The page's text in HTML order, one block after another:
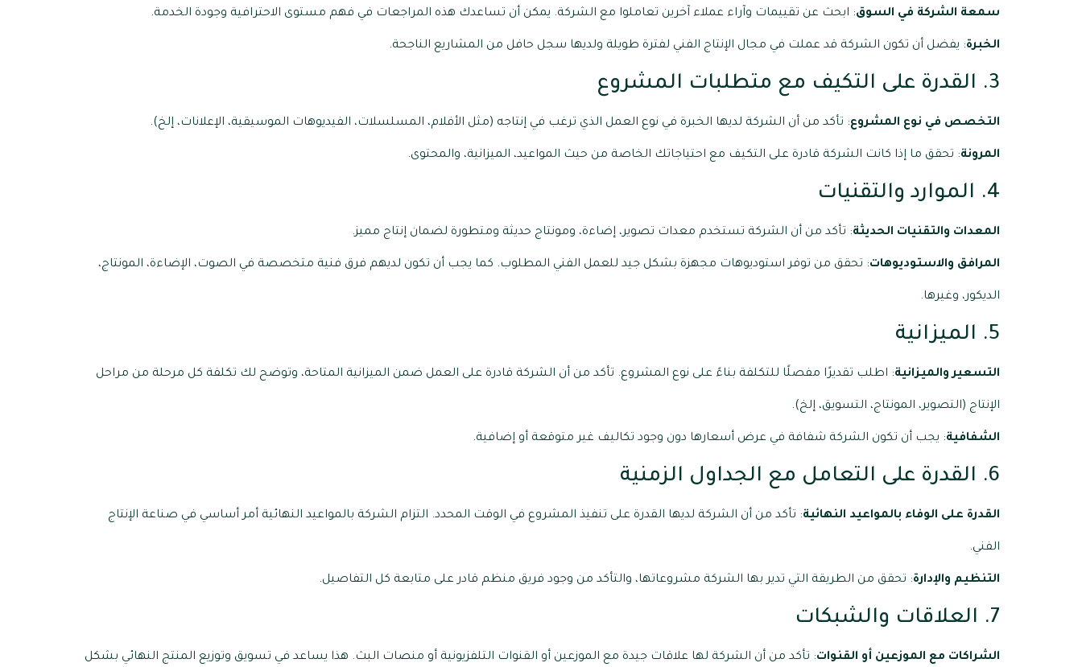
سمعة الشركة في السوق: ابحث عن تقييمات وآراء عملاء آخرين تعاملوا مع الشركة. يمكن أن تساعدك هذه المراجعات في فهم مستوى الاحترافية وجودة الخدمة.
الخبرة: يفضل أن تكون الشركة قد عملت في مجال الإنتاج الفني لفترة طويلة ولديها سجل حافل من المشاريع الناجحة.
3. القدرة على التكيف مع متطلبات المشروع
التخصص في نوع المشروع: تأكد من أن الشركة لديها الخبرة في نوع العمل الذي ترغب في إنتاجه (مثل الأفلام، المسلسلات، الفيديوهات الموسيقية، الإعلانات، إلخ).
المرونة: تحقق ما إذا كانت الشركة قادرة على التكيف مع احتياجاتك الخاصة من حيث المواعيد، الميزانية، والمحتوى.
4. الموارد والتقنيات
المعدات والتقنيات الحديثة: تأكد من أن الشركة تستخدم معدات تصوير، إضاءة، ومونتاج حديثة ومتطورة لضمان إنتاج مميز.
المرافق والاستوديوهات: تحقق من توفر استوديوهات مجهزة بشكل جيد للعمل الفني المطلوب. كما يجب أن تكون لديهم فرق فنية متخصصة في الصوت، الإضاءة، المونتاج،
الديكور، وغيرها.
5. الميزانية
التسعير والميزانية: اطلب تقديرًا مفصلًا للتكلفة بناءً على نوع المشروع. تأكد من أن الشركة قادرة على العمل ضمن الميزانية المتاحة، وتوضح لك تكلفة كل مرحلة من مراحل
الإنتاج (التصوير، المونتاج، التسويق، إلخ).
الشفافية: يجب أن تكون الشركة شفافة في عرض أسعارها دون وجود تكاليف غير متوقعة أو إضافية.
6. القدرة على التعامل مع الجداول الزمنية
القدرة على الوفاء بالمواعيد النهائية: تأكد من أن الشركة لديها القدرة على تنفيذ المشروع في الوقت المحدد. التزام الشركة بالمواعيد النهائية أمر أساسي في صناعة الإنتاج
الفني.
التنظيم والإدارة: تحقق من الطريقة التي تدير بها الشركة مشروعاتها، والتأكد من وجود فريق منظم قادر على متابعة كل التفاصيل.
7. العلاقات والشبكات
الشراكات مع الموزعين أو القنوات: تأكد من أن الشركة لها علاقات جيدة مع الموزعين أو القنوات التلفزيونية أو منصات البث. هذا يساعد في تسويق وتوزيع المنتج النهائي بشكل